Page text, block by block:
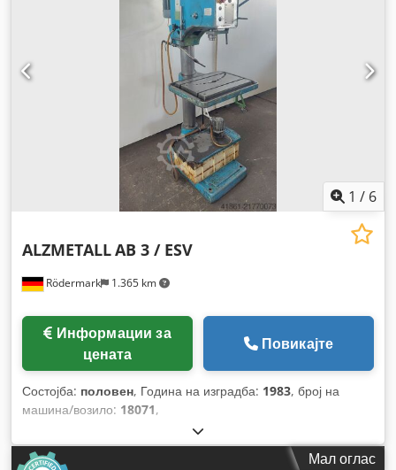
1 / 6
Rödermark 1.365 km
ALZMETALLAB 3 / ESV
цената
Повикајте
Состојба: половен, Година на изградба: 1983, број на
машина/возило: 18071,
Мал оглас